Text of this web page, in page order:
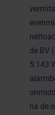
de BV (
5:143
na de